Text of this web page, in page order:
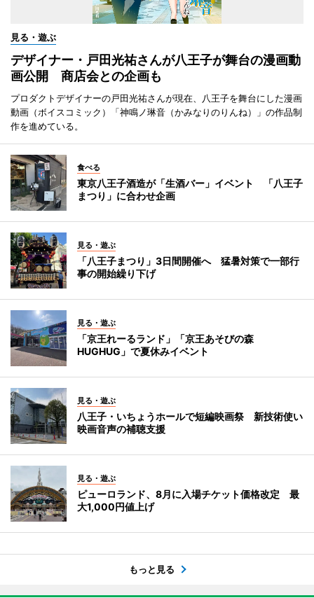
見る・遊ぶ
デザイナー・戸田光祐さんが八王子が舞台の漫画動
画公開 商店会との企画も
プロダクトデザイナーの戸田光祐さんが現在、八王子を舞台にした漫画
動画（ボイスコミック）「神鳴ノ琳音（かみなりのりんね）」の作品制
作を進めている。
食べる
東京八王子酒造が「生酒バー」イベント 「八王子
まつり」に合わせ企画
見る・遊ぶ
「八王子まつり」3日間開催へ 猛暑対策で一部行
事の開始繰り下げ
見る・遊ぶ
「京王れーるランド」「京王あそびの森
HUGHUG」で夏休みイベント
見る・遊ぶ
八王子・いちょうホールで短編映画祭 新技術使い
映画音声の補聴支援
見る・遊ぶ
ピューロランド、8月に入場チケット価格改定 最
大1,000円値上げ
もっと見る